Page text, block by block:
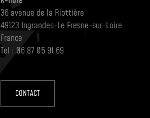
36 avenue de la Riottière
49123 Ingrandes-Le Fresne-sur-Loire
France
Tel : 06 87 05 91 69
CONTACT